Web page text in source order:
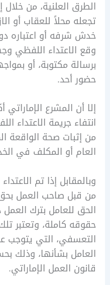
العلنية، من خلال إسناد
محلاً للعقاب أو الازدراء،
أو اعتباره دون
اللفظي وجهاً
مكتوبة، أو بمواجهة
أحد.
جريمة الاعتداء اللفظي،
صحة الواقعة المسندة
أو المكلف في الخدمة
إذا تم الاعتداء
صاحب العمل بحق
بترك العمل دون
كاملة، وتعتبر تلك
التي يتوجب على
العمل الإماراتي.